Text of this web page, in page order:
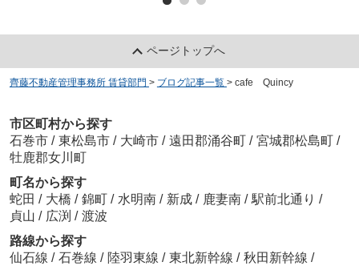
ページトップへ
齊藤不動産管理事務所 賃貸部門 > ブログ記事一覧 > cafe Quincy
市区町村から探す
石巻市 / 東松島市 / 大崎市 / 遠田郡涌谷町 / 宮城郡松島町 /
牡鹿郡女川町
町名から探す
蛇田 / 大橋 / 錦町 / 水明南 / 新成 / 鹿妻南 / 駅前北通り /
貞山 / 広渕 / 渡波
路線から探す
仙石線 / 石巻線 / 陸羽東線 / 東北新幹線 / 秋田新幹線 /